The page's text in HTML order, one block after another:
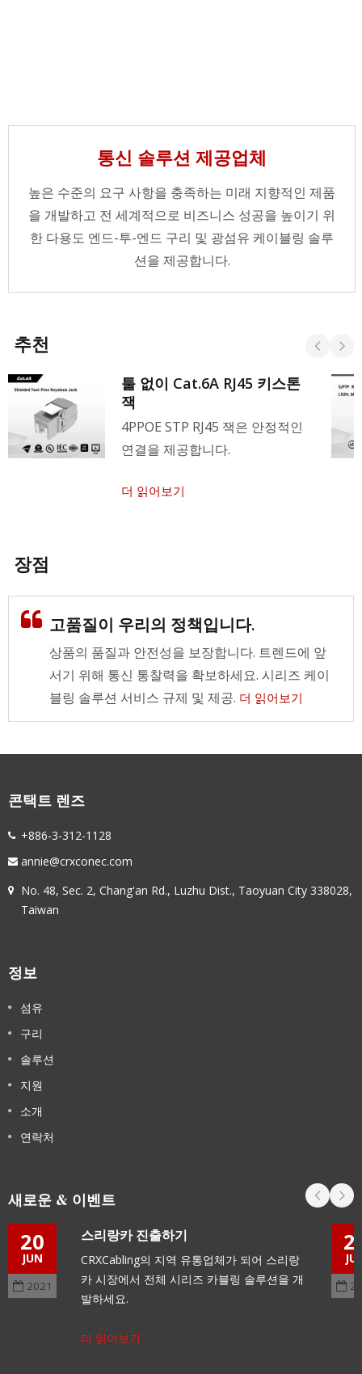
통신 솔루션 제공업체
높은 수준의 요구 사항을 충족하는 미래 지향적인 제품
을 개발하고 전 세계적으로 비즈니스 성공을 높이기 위
한 다용도 엔드-투-엔드 구리 및 광섬유 케이블링 솔루
션을 제공합니다.
추천
툴 없이 Cat.6A RJ45 키스톤
잭
4PPOE STP RJ45 잭은 안정적인
연결을 제공합니다.
더 읽어보기
장점
고품질이 우리의 정책입니다.
상품의 품질과 안전성을 보장합니다. 트렌드에 앞
서기 위해 통신 통찰력을 확보하세요. 시리즈 케이
블링 솔루션 서비스 규제 및 제공. 더 읽어보기
콘택트 렌즈
+886-3-312-1128
annie@crxconec.com
No. 48, Sec. 2, Chang'an Rd., Luzhu Dist., Taoyuan City 338028,
Taiwan
정보
섬유
구리
솔루션
지원
소개
연락처
새로운 & 이벤트
20
JUN
2021
스리랑카 진출하기
CRXCabling의 지역 유통업체가 되어 스리랑
카 시장에서 전체 시리즈 카블링 솔루션을 개
발하세요.
더 읽어보기